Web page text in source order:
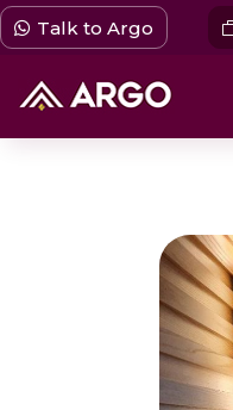
Talk to Argo